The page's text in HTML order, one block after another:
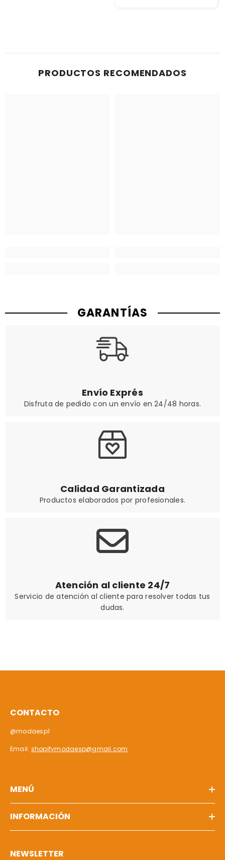
PRODUCTOS RECOMENDADOS
GARANTÍAS
Envío Exprés
Disfruta de pedido con un envío en 24/48 horas.
Calidad Garantizada
Productos elaborados por profesionales.
Atención al cliente 24/7
Servicio de atención al cliente para resolver todas tus
dudas.
CONTACTO
@modaesp1
Email: shopifymodaesp@gmail.com
MENÚ
INFORMACIÓN
NEWSLETTER